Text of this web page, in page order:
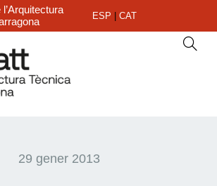
ESP CAT
29 gener 2013